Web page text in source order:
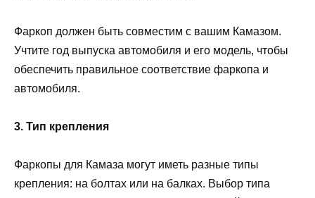
Фаркоп должен быть совместим с вашим Камазом.
Учтите год выпуска автомобиля и его модель, чтобы
обеспечить правильное соответствие фаркопа и
автомобиля.
3. Тип крепления
Фаркопы для Камаза могут иметь разные типы
крепления: на болтах или на балках. Выбор типа